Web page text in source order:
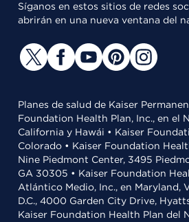
Síganos en estos sitios de redes
abrirán en una nueva ventana del
Planes de salud de Kaiser
Foundation Health Plan, Inc., en el
California y Hawái • Kaiser
Colorado • Kaiser Foundation
Nine Piedmont Center, 3495
GA 30305 • Kaiser Foundation
Atlántico Medio, Inc., en Maryland,
D.C., 4000 Garden City Drive,
Kaiser Foundation Health Plan del